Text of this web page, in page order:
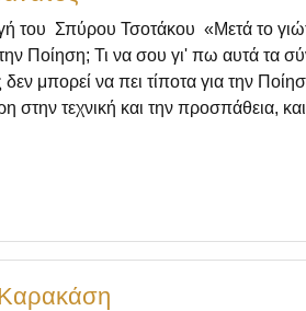
του Σπύρου Τσοτάκου «Μετά το
Ποίηση; Τι να σου γι' πω αυτά τα
μπορεί να πει τίποτα για την
στην τεχνική και την προσπάθεια,